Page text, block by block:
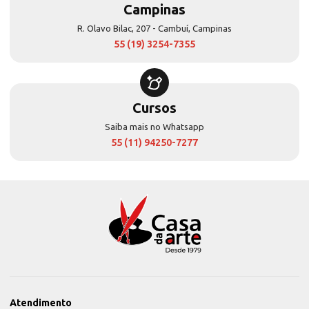
Campinas
R. Olavo Bilac, 207 - Cambuí, Campinas
55 (19) 3254-7355
Cursos
Saiba mais no Whatsapp
55 (11) 94250-7277
Atendimento